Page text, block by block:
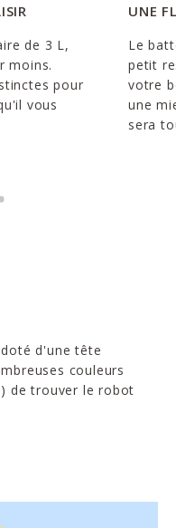
de 3 L,
moins.
pour
vous
UNE
Le
petit
votre
une
sera
d'une tête
couleurs
de trouver le robot